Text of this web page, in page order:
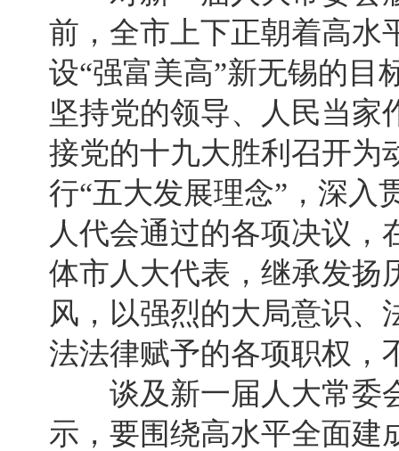
前，全市上下正朝着高水
设“强富美高”新无锡的目
坚持党的领导、人民当家
接党的十九大胜利召开为
行“五大发展理念”，深入
人代会通过的各项决议
体市人大代表，继承发扬
风，以强烈的大局意识、
法法律赋予的各项职权，
谈及新一届人大常委
示，要围绕高水平全面建